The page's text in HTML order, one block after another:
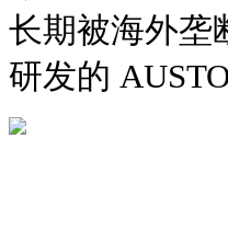
长期被海外垄
研发的